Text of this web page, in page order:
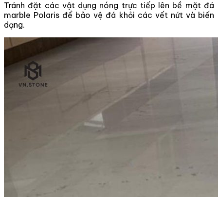
Tránh đặt các vật dụng nóng trực tiếp lên bề mặt đá
marble Polaris để bảo vệ đá khỏi các vết nứt và biến
dạng.